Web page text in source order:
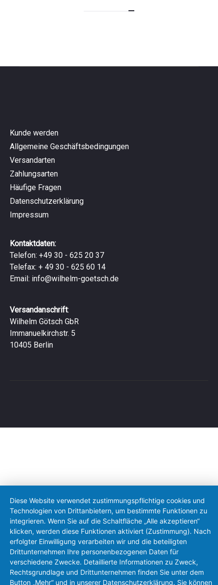
Kunde werden
Allgemeine Geschäftsbedingungen
Versandarten
Zahlungsarten
Häufige Fragen
Datenschutzerklärung
Impressum
Kontaktdaten:
Telefon: +49 30 - 625 20 37
Telefax: + 49 30 - 625 60 14
Email: info@wilhelm-goetsch.de
Versandanschrift:
Wilhelm Götsch GbR
Immanuelkirchstr. 5
10405 Berlin
Diese Website verwendet zustimmungspflichtige cookies und
Technologien von Drittanbietern, um bestimmte Funktionen zu
integrieren. Wenn Sie auf die Schaltfläche „Alle akzeptieren“
klicken, werden diese Funktionen aktiviert (Zustimmung). Nach
erfolgter Einwilligung verarbeiten wir und die beteiligten
Drittunternehmen Ihre personenbezogenen Daten für
verschiedene Zwecke. Detaillierte Informationen zu Zweck,
Rechtsgrundlage und Drittunternehmen finden Sie unter dem
Button „Mehr“ und in unserer Datenschutzerklärung. Sie können